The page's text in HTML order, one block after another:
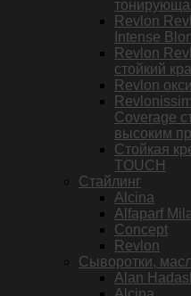
Revlon
Intense
Revlon
стойкий
Revlon
Coverage
высоким
Стойкая
TOUCH
Стайлинг
Alcina
Alfaparf
Concept
Revlon
Сыворотки,
Alan